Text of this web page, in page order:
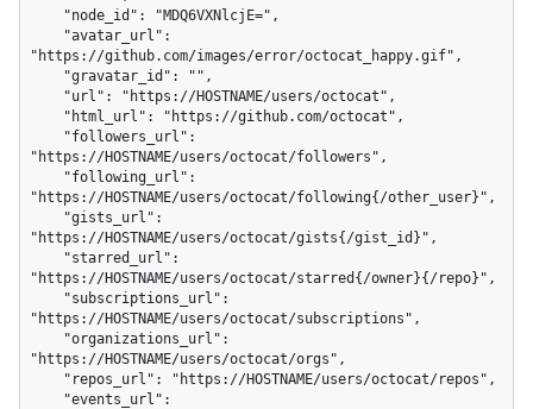
"https://github.com/images/error/octocat_happy.gif",
"https://HOSTNAME/users/octocat/followers",
"https://HOSTNAME/users/octocat/following{/other_user}",
"https://HOSTNAME/users/octocat/gists{/gist_id}",
"https://HOSTNAME/users/octocat/starred{/owner}{/repo}",
"https://HOSTNAME/users/octocat/subscriptions",
"https://HOSTNAME/users/octocat/orgs",